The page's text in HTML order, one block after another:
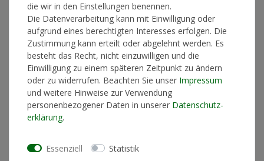
* inkl. ges. MwSt. zzgl.Versandkosten
Produktinformationen
die wir in den Einstellungen benennen.
Die Datenverarbeitung kann mit Einwilligung oder
aufgrund eines berechtigten Interesses erfolgen. Die
Zustimmung kann erteilt oder abgelehnt werden. Es
besteht das Recht, nicht einzuwilligen und die
Einwilligung zu einem späteren Zeitpunkt zu ändern
oder zu widerrufen. Beachten Sie unser Impressum
und weitere Hinweise zur Verwendung
personenbezogener Daten in unserer Daten­schutz­
erklärung.
Essenziell Statistik